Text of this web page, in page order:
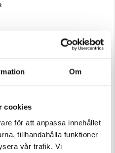
Om
cookies
för att anpassa innehållet
tillhandahålla funktioner
vår trafik. Vi
med rem
säkerställer ett utsökt utseende och
din telefon sömlöst
och stil
repor och alla vinklar
+ kontantficka för att bära dina